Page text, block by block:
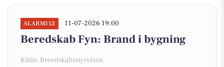
ALARM112 11-07-2026 19:00
Beredskab Fyn: Brand i bygning
Kilde: Beredskabsstyrelsen